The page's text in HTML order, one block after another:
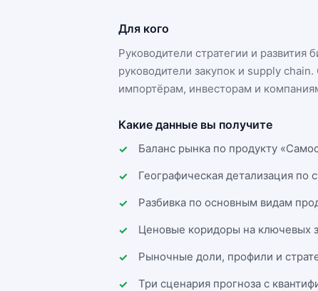
Для кого
Руководители стратегии и
руководители закупок и supply
импортёрам, инвесторам и
Какие данные вы получите
Баланс рынка по продукту
Географическая детализация по
Разбивка по основным видам
Ценовые коридоры на ключевых
Рыночные доли, профили и
Три сценария прогноза с